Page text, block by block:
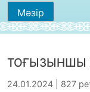
Мәзір
ТОҒЫЗЫНШЫ
24.01.2024 | 827